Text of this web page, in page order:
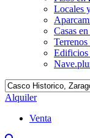
Locales
Casas en
Terrenos
Edificios
Alquiler
Venta